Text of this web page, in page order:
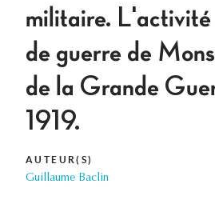
militaire. L'activité
de guerre de
de la Grande
1919.
AUTEUR(S)
Guillaume Baclin